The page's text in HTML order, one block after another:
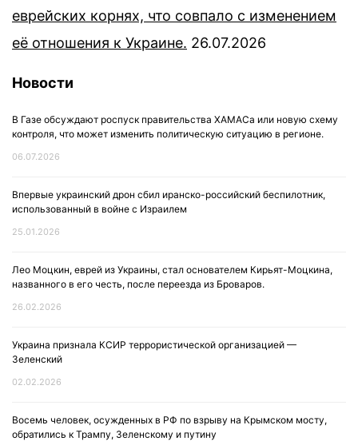
еврейских корнях, что совпало с изменением
её отношения к Украине. 26.07.2026
Новости
В Газе обсуждают роспуск правительства ХАМАСа или новую схему
контроля, что может изменить политическую ситуацию в регионе.
06.07.2026
Впервые украинский дрон сбил иранско-российский беспилотник,
использованный в войне с Израилем
25.01.2026
Лео Моцкин, еврей из Украины, стал основателем Кирьят-Моцкина,
названного в его честь, после переезда из Броваров.
26.02.2026
Украина признала КСИР террористической организацией —
Зеленский
02.02.2026
Восемь человек, осужденных в РФ по взрыву на Крымском мосту,
обратились к Трампу, Зеленскому и путину